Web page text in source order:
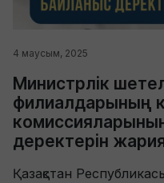
4 маусым, 2025
Министрлік
филиалдарының
деректерін
Қазақстан